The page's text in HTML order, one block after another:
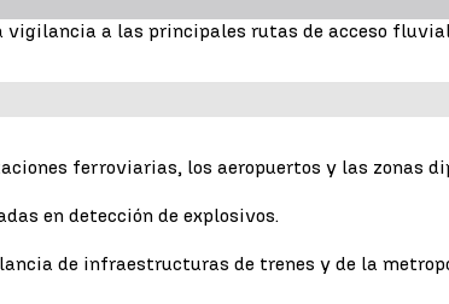
a las principales rutas de acceso
ferroviarias, los aeropuertos y las zonas
en detección de explosivos.
de infraestructuras de trenes y de la